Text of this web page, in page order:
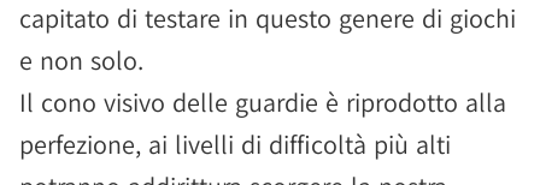
capitato di testare in questo genere di giochi
e non solo.
Il cono visivo delle guardie è riprodotto alla
perfezione, ai livelli di difficoltà più alti